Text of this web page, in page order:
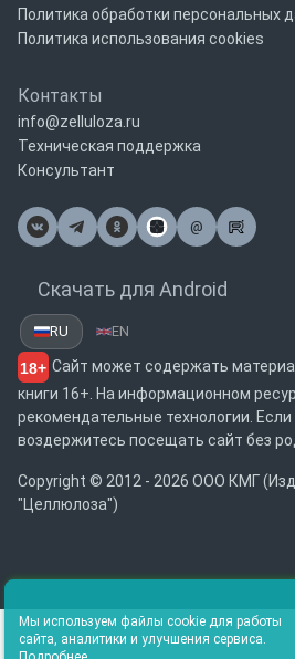
Политика обработки персональных
Политика использования cookies
Контакты
info@zelluloza.ru
Техническая поддержка
Консультант
@
Почта
Скачать для Android
RU EN
18+ Сайт может содержать
книги 16+. На информационном
рекомендательные технологии.
воздержитесь посещать сайт без
Copyright © 2012 - 2026 ООО КМГ
"Целлюлоза")
Мы используем файлы cookie для работы
сайта, аналитики и улучшения сервиса.